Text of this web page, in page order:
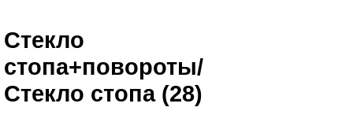
Стекло
стопа+повороты/
Стекло стопа (28)